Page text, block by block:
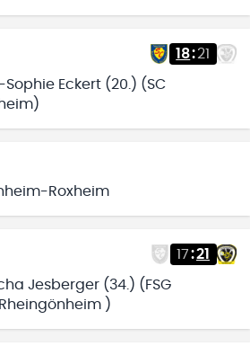
18:21
Eckert (20.) (SC
Roxheim
17:21
Jesberger (34.) (FSG
)